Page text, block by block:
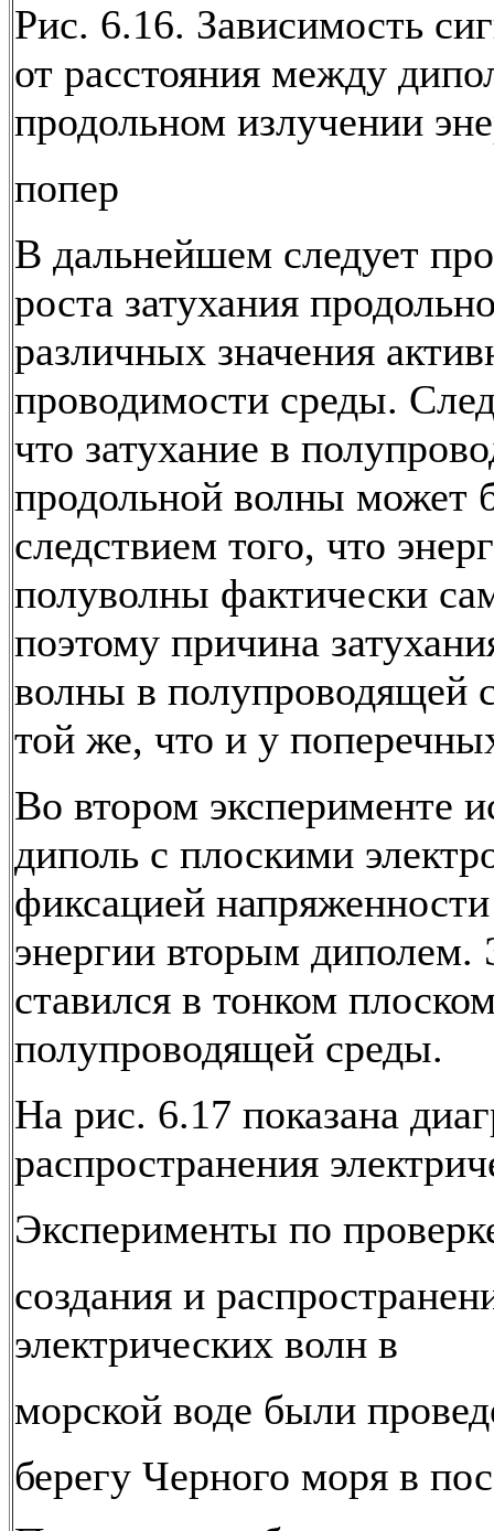
Рис. 6.16. Зависимость
от расстояния между
продольном излучении
попер
В дальнейшем следует
роста затухания
различных значения
проводимости среды.
что затухание в
продольной волны может
следствием того, что
полуволны фактически
поэтому причина
волны в полупроводящей
той же, что и у
Во втором эксперименте
диполь с плоскими
фиксацией
энергии вторым диполем.
ставился в тонком
полупроводящей среды.
На рис. 6.17 показана
распространения
Эксперименты по
создания и
электрических волн в
морской воде были
берегу Черного моря в